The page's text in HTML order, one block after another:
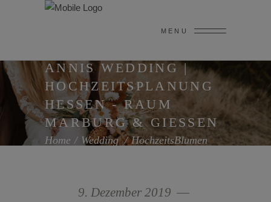
MENU
ANNIS WEDDING |
HOCHZEITSPLANUNG
HESSEN - RAUM
MARBURG & GIESSEN
Home/Wedding/HochzeitsBlumen
9. Dezember 2019